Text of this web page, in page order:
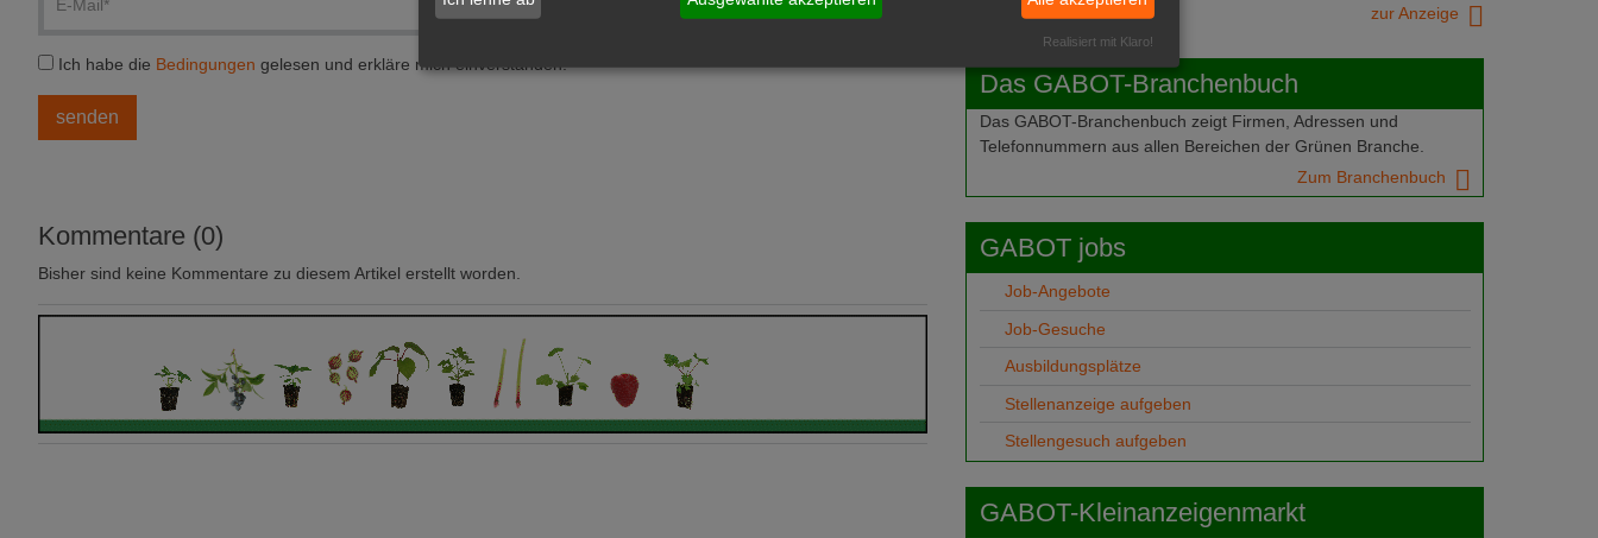
Ich habe die Bedingungen gelesen und erkläre mich einverstanden.
Kommentare (0)
Bisher sind keine Kommentare zu diesem Artikel erstellt worden.
zur Anzeige
Das GABOT-Branchenbuch
Das GABOT-Branchenbuch zeigt Firmen, Adressen und
Telefonnummern aus allen Bereichen der Grünen Branche.
Zum Branchenbuch
GABOT jobs
Job-Angebote
Job-Gesuche
Ausbildungsplätze
Stellenanzeige aufgeben
Stellengesuch aufgeben
GABOT-Kleinanzeigenmarkt
Realisiert mit Klaro!